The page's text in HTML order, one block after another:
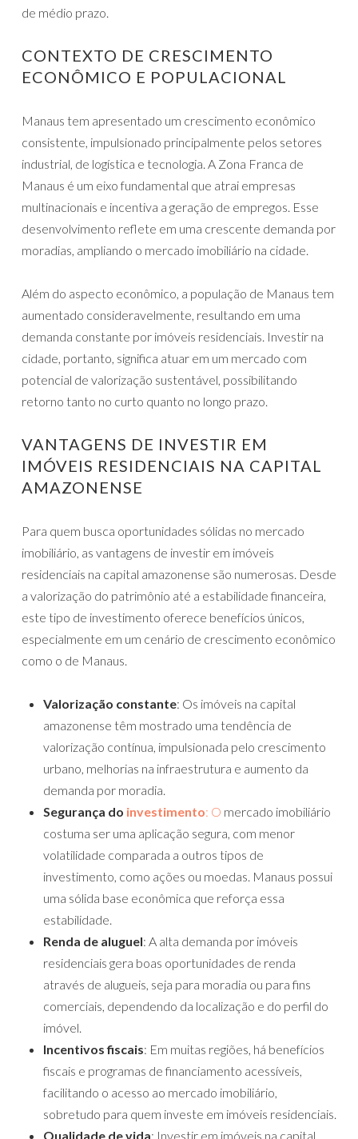
de médio prazo.
CONTEXTO DE CRESCIMENTO
ECONÔMICO E POPULACIONAL
Manaus tem apresentado um crescimento econômico
consistente, impulsionado principalmente pelos setores
industrial, de logística e tecnologia. A Zona Franca de
Manaus é um eixo fundamental que atrai empresas
multinacionais e incentiva a geração de empregos. Esse
desenvolvimento reflete em uma crescente demanda por
moradias, ampliando o mercado imobiliário na cidade.
Além do aspecto econômico, a população de Manaus tem
aumentado consideravelmente, resultando em uma
demanda constante por imóveis residenciais. Investir na
cidade, portanto, significa atuar em um mercado com
potencial de valorização sustentável, possibilitando
retorno tanto no curto quanto no longo prazo.
VANTAGENS DE INVESTIR EM
IMÓVEIS RESIDENCIAIS NA CAPITAL
AMAZONENSE
Para quem busca oportunidades sólidas no mercado
imobiliário, as vantagens de investir em imóveis
residenciais na capital amazonense são numerosas. Desde
a valorização do patrimônio até a estabilidade financeira,
este tipo de investimento oferece benefícios únicos,
especialmente em um cenário de crescimento econômico
como o de Manaus.
Valorização constante: Os imóveis na capital
amazonense têm mostrado uma tendência de
valorização contínua, impulsionada pelo crescimento
urbano, melhorias na infraestrutura e aumento da
demanda por moradia.
Segurança do investimento: O mercado imobiliário
costuma ser uma aplicação segura, com menor
volatilidade comparada a outros tipos de
investimento, como ações ou moedas. Manaus possui
uma sólida base econômica que reforça essa
estabilidade.
Renda de aluguel: A alta demanda por imóveis
residenciais gera boas oportunidades de renda
através de alugueis, seja para moradia ou para fins
comerciais, dependendo da localização e do perfil do
imóvel.
Incentivos fiscais: Em muitas regiões, há benefícios
fiscais e programas de financiamento acessíveis,
facilitando o acesso ao mercado imobiliário,
sobretudo para quem investe em imóveis residenciais.
Qualidade de vida: Investir em imóveis na capital